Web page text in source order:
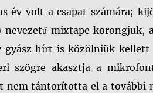
év volt a csapat számára;
mixtape korongjuk,
hírt is közölniük kellett
szögre akasztja a
tántorította el a további